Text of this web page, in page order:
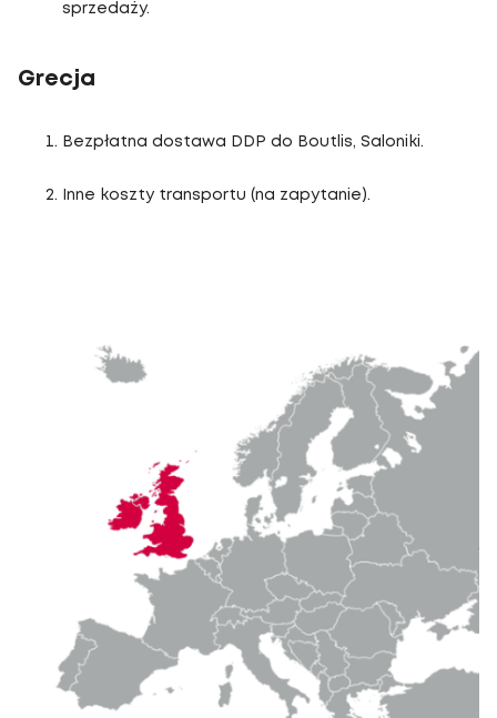
sprzedaży.
Grecja
Bezpłatna dostawa DDP do Boutlis, Saloniki.
Inne koszty transportu (na zapytanie).